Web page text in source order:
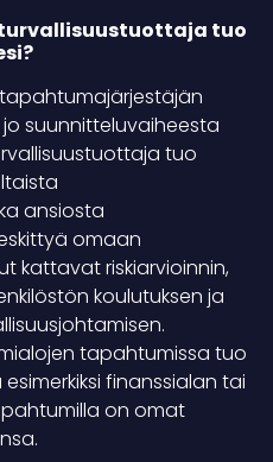
tuo
suunnitteluvaiheesta
tuo
ansiosta
omaan
kattavat riskiarvioinnin,
koulutuksen ja
tapahtumissa tuo
finanssialan tai
on omat